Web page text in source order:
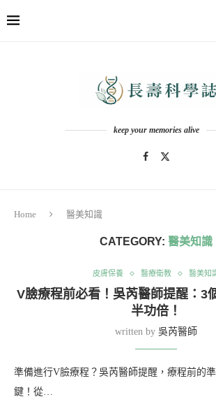
keep your memories alive
Home 醫美知識
CATEGORY: 醫美知識
皮膚保養 醫療衛教 醫美知
V臉療程前必看！吳芮醫師提醒：3
半功倍！
written by 吳芮醫師
準備進行V臉療程？吳芮醫師提醒，療程前的
鍵！從…